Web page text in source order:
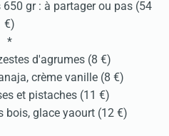
gr : à partager ou pas (54
€)
*
d'agrumes (8 €)
crème vanille (8 €)
et pistaches (11 €)
bois, glace yaourt (12 €)